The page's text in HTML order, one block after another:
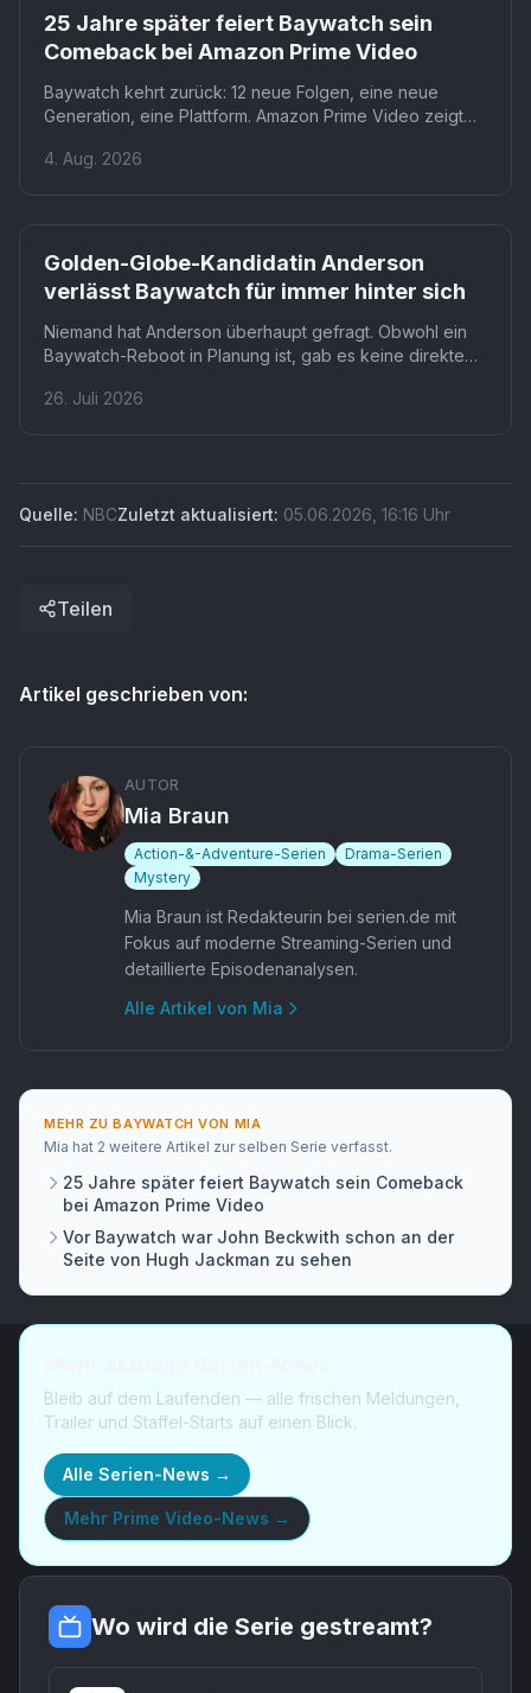
25 Jahre später feiert Baywatch sein
Comeback bei Amazon Prime Video
Baywatch kehrt zurück: 12 neue Folgen, eine neue
Generation, eine Plattform. Amazon Prime Video zeigt
der Schweiz, mit Stephen Amell als Hobie Buchannon an
4. Aug. 2026
Golden-Globe-Kandidatin Anderson
verlässt Baywatch für immer hinter sich
Niemand hat Anderson überhaupt gefragt. Obwohl ein
Baywatch-Reboot in Planung ist, gab es keine direkte
Figur, die das Bild der Serie weltweit prägte, ist das eine
26. Juli 2026
Quelle: NBCZuletzt aktualisiert: 05.06.2026 16:16 Uhr
Teilen
Artikel geschrieben von:
AUTOR
Mia Braun
Action-&-Adventure-Serien
Drama-Serien
Mystery
Mia Braun ist Redakteurin bei serien.de mit
Fokus auf moderne Streaming-Serien und
detaillierte Episodenanalysen.
Alle Artikel von Mia
MEHR ZUBAYWATCH VON MIA
Mia hat 2 weitere Artikel zur selben Serie verfasst.
25 Jahre später feiert Baywatch sein Comeback
bei Amazon Prime Video
Vor Baywatch war John Beckwith schon an der
Seite von Hugh Jackman zu sehen
Bleib auf dem Laufenden — alle frischen Meldungen,
Trailer und Staffel-Starts auf einen Blick.
Alle Serien-News →
Mehr Prime Video-News →
Wo wird die Serie gestreamt?